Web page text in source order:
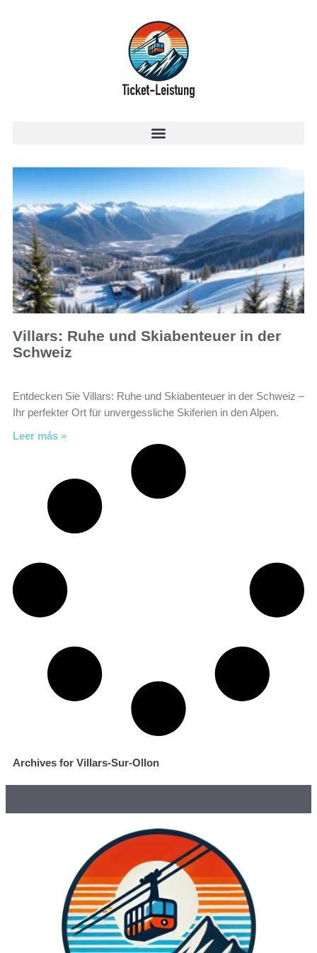
Villars: Ruhe und Skiabenteuer in der
Schweiz
Entdecken Sie Villars: Ruhe und Skiabenteuer in der Schweiz –
Ihr perfekter Ort für unvergessliche Skiferien in den Alpen.
Leer más »
Archives for Villars-Sur-Ollon